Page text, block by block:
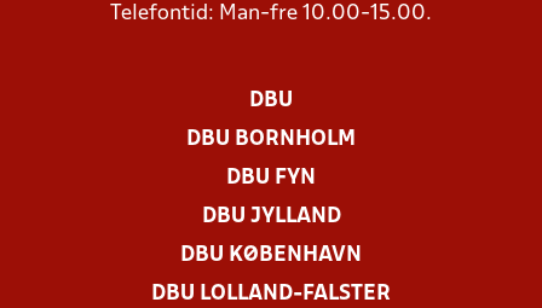
Telefontid: Man-fre 10.00-15.00.
DBU
DBU BORNHOLM
DBU FYN
DBU JYLLAND
DBU KØBENHAVN
DBU LOLLAND-FALSTER